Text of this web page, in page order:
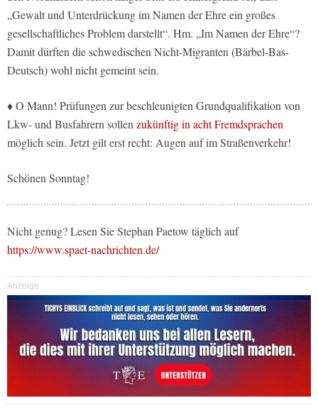
„Gewalt und Unterdrückung im Namen der Ehre ein großes
gesellschaftliches Problem darstellt“. Hm. „Im Namen der Ehre“?
Damit dürften die schwedischen Nicht-Migranten (Bärbel-Bas-
Deutsch) wohl nicht gemeint sein.
♦ O Mann! Prüfungen zur beschleunigten Grundqualifikation von
Lkw- und Busfahrern sollenzukünftig in acht Fremdsprachen
möglich sein. Jetzt gilt erst recht: Augen auf im Straßenverkehr!
Schönen Sonntag!
Nicht genug? Lesen Sie Stephan Paetow täglich auf
https://www.spaet-nachrichten.de/
Anzeige